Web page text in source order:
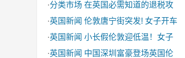
·分类市场 在英国必需知道的退税攻
·英国新闻 伦敦唐宁街突发! 女子开车
·英国新闻 小长假伦敦迎低温！女子
·英国新闻 中国深圳富豪登场英国伦